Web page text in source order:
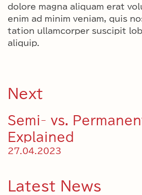
dolore magna aliquam erat
enim ad minim veniam, quis
tation ullamcorper suscipit
aliquip.
Next
Semi- vs.
Explained
27.04.2023
Latest News